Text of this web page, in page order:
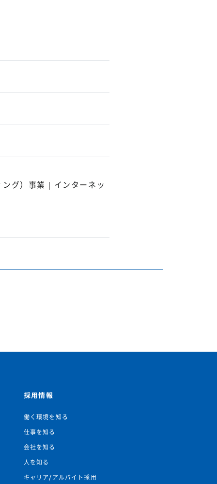
グ）事業｜インターネッ
採用情報
働く環境を知る
仕事を知る
会社を知る
人を知る
キャリア/アルバイト採用